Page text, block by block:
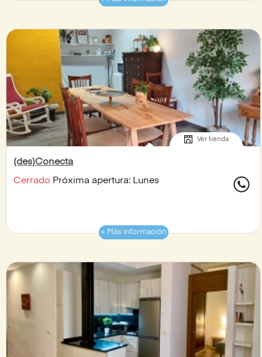
Ver tienda
(des)Conecta
Cerrado Próxima apertura: Lunes
+ Más información